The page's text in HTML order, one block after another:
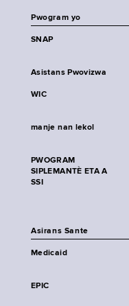
Pwogram yo
SNAP
Asistans Pwovizwa
WIC
manje nan lekol
PWOGRAM
SIPLEMANTÈ ETA A
SSI
Asirans Sante
Medicaid
EPIC